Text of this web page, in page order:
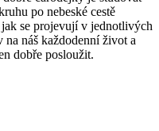
po nebeské cestě
se projevují v jednotlivých
náš každodenní život a
dobře posloužit.